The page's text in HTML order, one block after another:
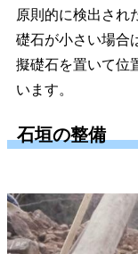
原則的に検出され
礎石が小さい場合
擬礎石を置いて位
います。
石垣の整備